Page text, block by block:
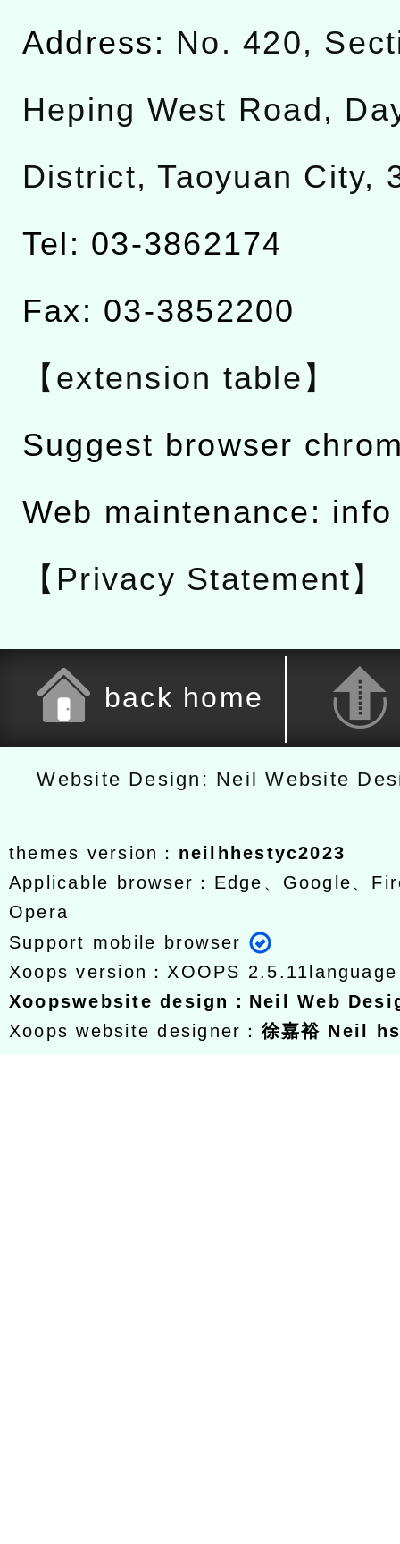
Address: No. 420,
Heping West Road,
District, Taoyuan City,
Tel: 03-3862174
Fax: 03-3852200
【extension table】
Suggest browser
Web maintenance:
【Privacy Statement】
back home
Website Design: Neil Website
themes version： neilhhestyc2023
Applicable browser：Edge、Google、
Opera
Support mobile browser
Xoops version： XOOPS 2.5.11
Xoopswebsite design ： Neil Web
Xoops website designer： 徐嘉裕 Neil